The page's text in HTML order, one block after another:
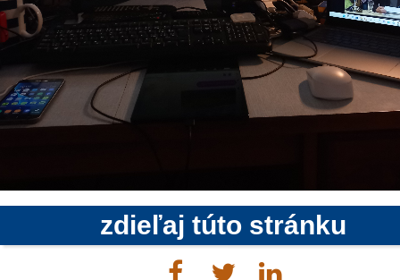
zdieľaj túto stránku